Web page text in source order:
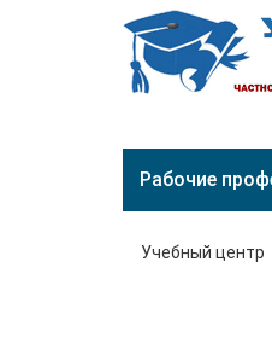
Рабочие
Учебный центр